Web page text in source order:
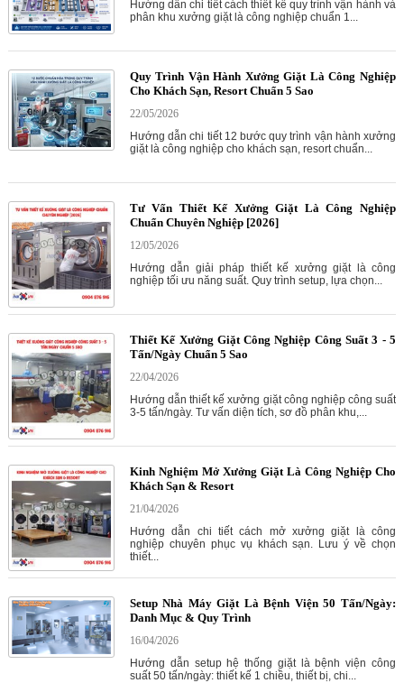
Hướng dẫn chi tiết cách thiết kế quy trình vận hành và
phân khu xưởng giặt là công nghiệp chuẩn 1...
Quy Trình Vận Hành Xưởng Giặt Là Công Nghiệp
Cho Khách Sạn, Resort Chuẩn 5 Sao
22/05/2026
Hướng dẫn chi tiết 12 bước quy trình vận hành xưởng
giặt là công nghiệp cho khách sạn, resort chuẩn...
Tư Vấn Thiết Kế Xưởng Giặt Là Công Nghiệp
Chuẩn Chuyên Nghiệp [2026]
12/05/2026
Hướng dẫn giải pháp thiết kế xưởng giặt là công
nghiệp tối ưu năng suất. Quy trình setup, lựa chọn...
Thiết Kế Xưởng Giặt Công Nghiệp Công Suất 3 - 5
Tấn/Ngày Chuẩn 5 Sao
22/04/2026
Hướng dẫn thiết kế xưởng giặt công nghiệp công suất
3-5 tấn/ngày. Tư vấn diện tích, sơ đồ phân khu,...
Kinh Nghiệm Mở Xưởng Giặt Là Công Nghiệp Cho
Khách Sạn & Resort
21/04/2026
Hướng dẫn chi tiết cách mở xưởng giặt là công
nghiệp chuyên phục vụ khách sạn. Lưu ý về chọn
thiết...
Setup Nhà Máy Giặt Là Bệnh Viện 50 Tấn/Ngày:
Danh Mục & Quy Trình
16/04/2026
Hướng dẫn setup hệ thống giặt là bệnh viện công
suất 50 tấn/ngày: thiết kế 1 chiều, thiết bị, chi...